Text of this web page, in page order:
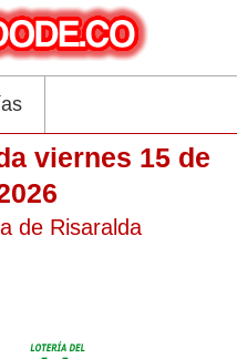
viernes 15 de
de Risaralda